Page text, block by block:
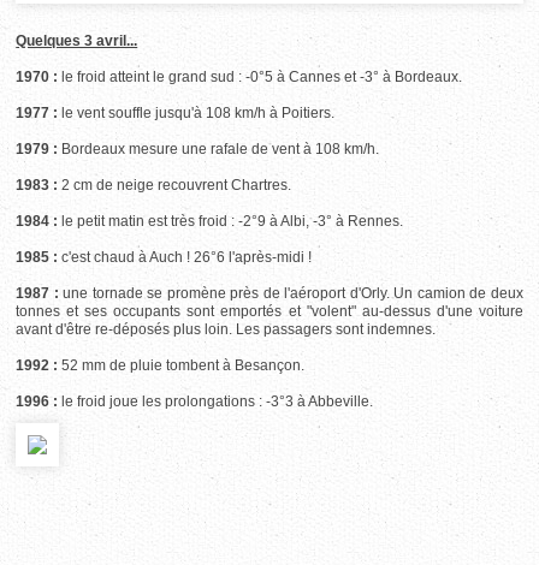
Quelques 3 avril...
1970 : le froid atteint le grand sud : -0°5 à Cannes et -3° à Bordeaux.
1977 : le vent souffle jusqu'à 108 km/h à Poitiers.
1979 : Bordeaux mesure une rafale de vent à 108 km/h.
1983 : 2 cm de neige recouvrent Chartres.
1984 : le petit matin est très froid : -2°9 à Albi, -3° à Rennes.
1985 : c'est chaud à Auch ! 26°6 l'après-midi !
1987 : une tornade se promène près de l'aéroport d'Orly. Un camion de deux
tonnes et ses occupants sont emportés et "volent" au-dessus d'une voiture
avant d'être re-déposés plus loin. Les passagers sont indemnes.
1992 : 52 mm de pluie tombent à Besançon.
1996 : le froid joue les prolongations : -3°3 à Abbeville.